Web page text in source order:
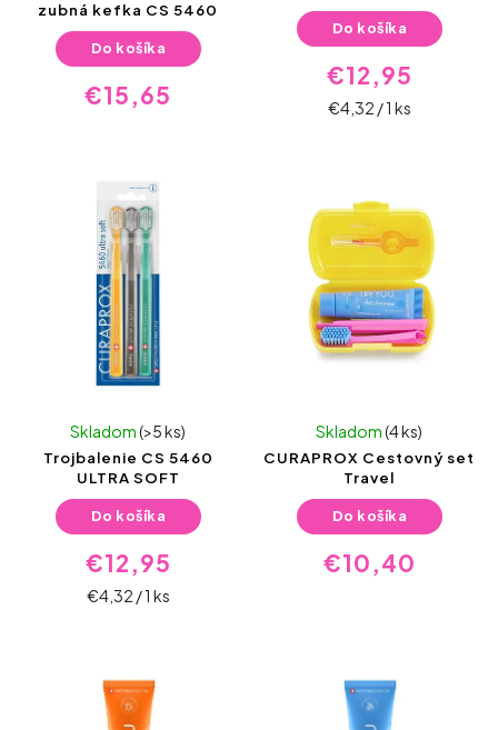
zubná kefka CS 5460
€15,65
Do košíka
€12,95
€4,32 / 1 ks
Do košíka
Trojbalenie CS 5460
ULTRA SOFT
Skladom(>5 ks)
€12,95
€4,32 / 1 ks
Do košíka
CURAPROX Cestovný set
Travel
Skladom(4 ks)
€10,40
Do košíka